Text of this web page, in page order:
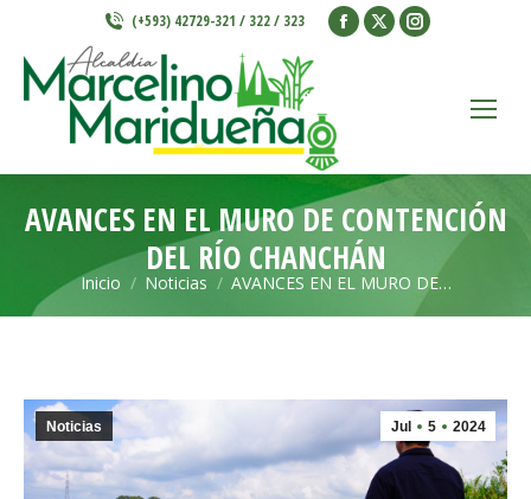
(+593) 42729-321 / 322 / 323
Facebook
window
X
window
Instagram
window
AVANCES EN EL MURO DE CONTENCIÓN
DEL RÍO CHANCHÁN
Estás aquí:
Inicio Noticias AVANCES EN EL MURO DE…
Jul 5 2024
Noticias